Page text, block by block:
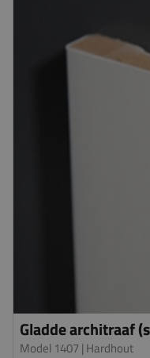
Gladde architraaf
Model 1407 | Hardhout